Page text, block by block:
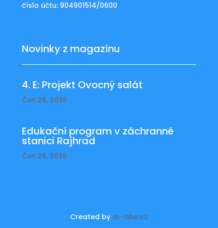
číslo účtu: 904901514/0600
Novinky z magazínu
4. E: Projekt Ovocný salát
Čvn 26, 2026
Edukační program v záchranné
stanici Rajhrad
Čvn 26, 2026
Created by dr-abe.cz